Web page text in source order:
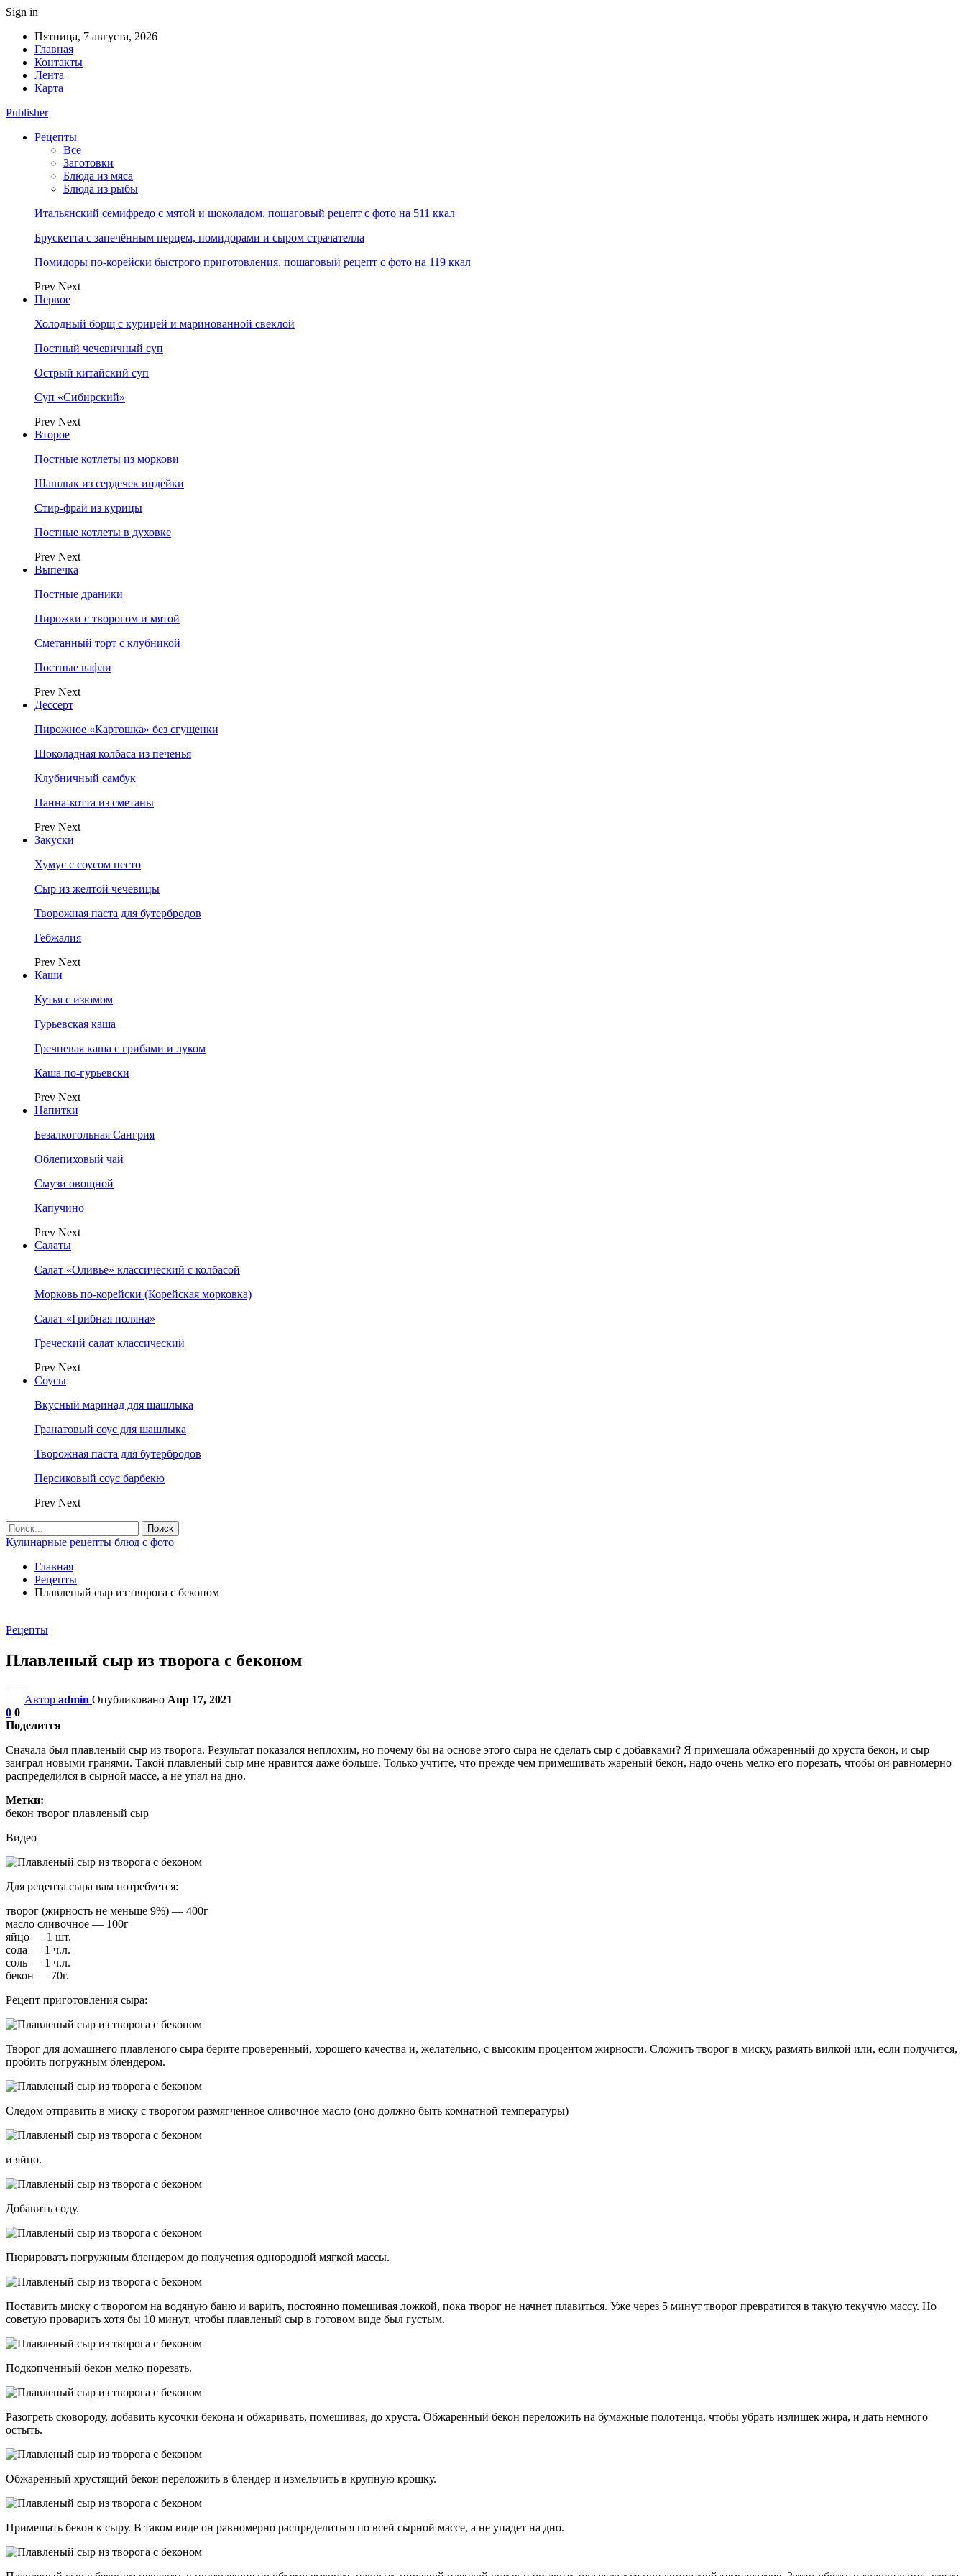
Sign in
Пятница, 7 августа, 2026
Главная
Контакты
Лента
Карта
Publisher
Рецепты
Все
Заготовки
Блюда из мяса
Блюда из рыбы
Итальянский семифредо с мятой и шоколадом, пошаговый рецепт с фото на 511 ккал
Брускетта с запечённым перцем, помидорами и сыром страчателла
Помидоры по-корейски быстрого приготовления, пошаговый рецепт с фото на 119 ккал
Prev Next
Первое
Холодный борщ с курицей и маринованной свеклой
Постный чечевичный суп
Острый китайский суп
Суп «Сибирский»
Prev Next
Второе
Постные котлеты из моркови
Шашлык из сердечек индейки
Стир-фрай из курицы
Постные котлеты в духовке
Prev Next
Выпечка
Постные драники
Пирожки с творогом и мятой
Сметанный торт с клубникой
Постные вафли
Prev Next
Дессерт
Пирожное «Картошка» без сгущенки
Шоколадная колбаса из печенья
Клубничный самбук
Панна-котта из сметаны
Prev Next
Закуски
Хумус с соусом песто
Сыр из желтой чечевицы
Творожная паста для бутербродов
Гебжалия
Prev Next
Каши
Кутья с изюмом
Гурьевская каша
Гречневая каша с грибами и луком
Каша по-гурьевски
Prev Next
Напитки
Безалкогольная Сангрия
Облепиховый чай
Смузи овощной
Капучино
Prev Next
Салаты
Салат «Оливье» классический с колбасой
Морковь по-корейски (Корейская морковка)
Салат «Грибная поляна»
Греческий салат классический
Prev Next
Соусы
Вкусный маринад для шашлыка
Гранатовый соус для шашлыка
Творожная паста для бутербродов
Персиковый соус барбекю
Prev Next
Кулинарные рецепты блюд с фото
Главная
Рецепты
Плавленый сыр из творога с беконом
Рецепты
Плавленый сыр из творога с беконом
Автор admin Опубликовано Апр 17, 2021
0 0
Поделится
Сначала был плавленый сыр из творога. Результат показался неплохим, но почему бы на основе этого сыра не сделать сыр с добавками? Я примешала обжаренный до хруста бекон, и сыр
заиграл новыми гранями. Такой плавленый сыр мне нравится даже больше. Только учтите, что прежде чем примешивать жареный бекон, надо очень мелко его порезать, чтобы он равномерно
распределился в сырной массе, а не упал на дно.
Метки:
бекон творог плавленый сыр
Видео
Для рецепта сыра вам потребуется:
творог (жирность не меньше 9%) — 400г
масло сливочное — 100г
яйцо — 1 шт.
сода — 1 ч.л.
соль — 1 ч.л.
бекон — 70г.
Рецепт приготовления сыра:
Творог для домашнего плавленого сыра берите проверенный, хорошего качества и, желательно, с высоким процентом жирности. Сложить творог в миску, размять вилкой или, если получится,
пробить погружным блендером.
Следом отправить в миску с творогом размягченное сливочное масло (оно должно быть комнатной температуры)
и яйцо.
Добавить соду.
Пюрировать погружным блендером до получения однородной мягкой массы.
Поставить миску с творогом на водяную баню и варить, постоянно помешивая ложкой, пока творог не начнет плавиться. Уже через 5 минут творог превратится в такую текучую массу. Но
советую проварить хотя бы 10 минут, чтобы плавленый сыр в готовом виде был густым.
Подкопченный бекон мелко порезать.
Разогреть сковороду, добавить кусочки бекона и обжаривать, помешивая, до хруста. Обжаренный бекон переложить на бумажные полотенца, чтобы убрать излишек жира, и дать немного
остыть.
Обжаренный хрустящий бекон переложить в блендер и измельчить в крупную крошку.
Примешать бекон к сыру. В таком виде он равномерно распределиться по всей сырной массе, а не упадет на дно.